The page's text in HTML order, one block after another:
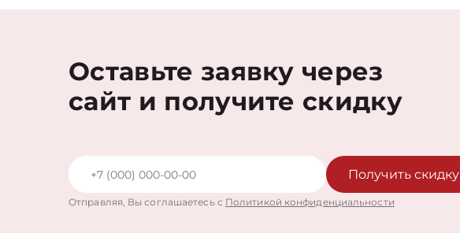
Оставьте заявку через
сайт и получите скидку
Получить скидку
Отправляя, Вы соглашаетесь с Политикой конфиденциальности